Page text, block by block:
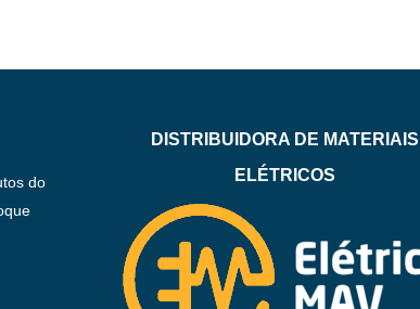
do
DISTRIBUIDORA DE MATERIAIS
ELÉTRICOS